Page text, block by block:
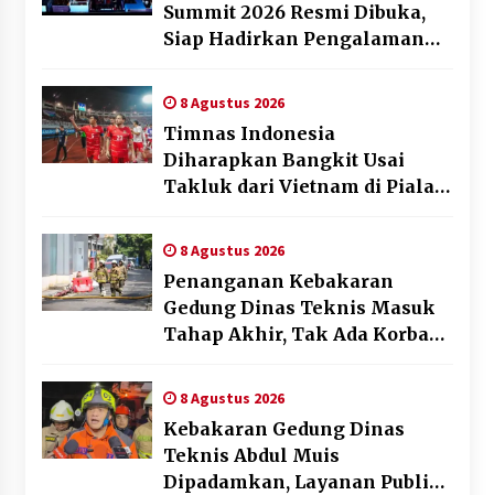
Summit 2026 Resmi Dibuka,
Siap Hadirkan Pengalaman
8 Agustus 2026
Timnas Indonesia
Diharapkan Bangkit Usai
Takluk dari Vietnam di Piala
8 Agustus 2026
Penanganan Kebakaran
Gedung Dinas Teknis Masuk
Tahap Akhir, Tak Ada Korban
8 Agustus 2026
Kebakaran Gedung Dinas
Teknis Abdul Muis
Dipadamkan, Layanan Publik